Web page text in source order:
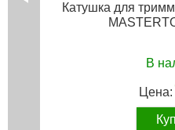
Катушка для
В
Цена: